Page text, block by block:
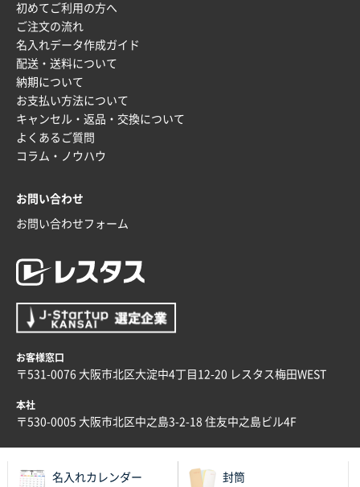
スタンダードメモ100P
2025年12月02日 23:00
ロゴが入れられること
大阪府E社様
ECOワンポイントポリ袋 A4サイズ（白）
2025年11月28日 15:13
他部署のスタッフからの指示
A4箔押し名入れクリアファイル
2025年11月27日 10:45
ったので
ビオトープデスクメモ100P
2025年11月25日 16:41
前回同様、安心できるから
uni ジェットストリーム 05300枚
初めてご利用の方へ
ご注文の流れ
名入れデータ作成ガイド
配送・送料について
納期について
お支払い方法について
キャンセル・返品・交換について
よくあるご質問
コラム・ノウハウ
お問い合わせ
お問い合わせフォーム
お客様窓口
〒531-0076 大阪市北区大淀中4丁目12-20 レスタス梅田WEST
本社
〒530-0005 大阪市北区中之島3-2-18 住友中之島ビル4F
名入れカレンダー 封筒